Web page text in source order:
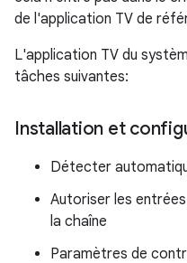
de l'application TV de
L'application TV du
tâches suivantes:
Installation et
Détecter
Autoriser les
la chaîne
Paramètres de